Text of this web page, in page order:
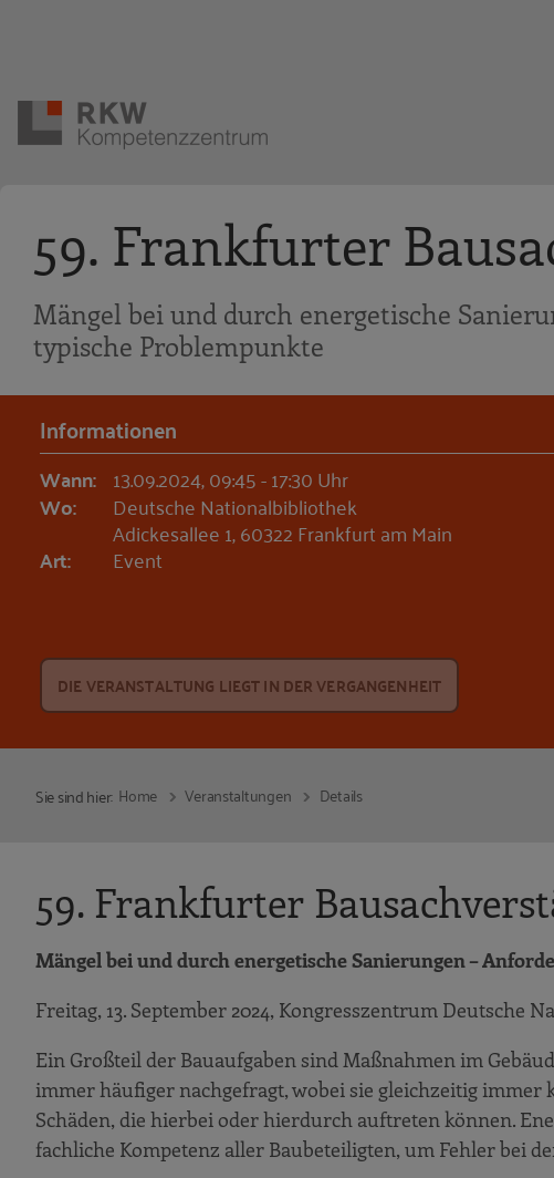
59. Frankfurter
Mängel bei und durch energetische
typische Problempunkte
Informationen
Wann: 13.09.2024, 09:45 - 17:30 Uhr
Wo: Deutsche Nationalbibliothek
Adickesallee 1, 60322 Frankfurt am Main
Art: Event
DIE VERANSTALTUNG LIEGT IN DER VERGANGENHEIT
Sie sind hier: Home Veranstaltungen Details
59. Frankfurter
Mängel bei und durch energetische Sanierungen –
Freitag, 13. September 2024, Kongresszentrum Deutsche
Ein Großteil der Bauaufgaben sind Maßnahmen im
immer häufiger nachgefragt, wobei sie gleichzeitig
Schäden, die hierbei oder hierdurch auftreten können.
fachliche Kompetenz aller Baubeteiligten, um Fehler bei